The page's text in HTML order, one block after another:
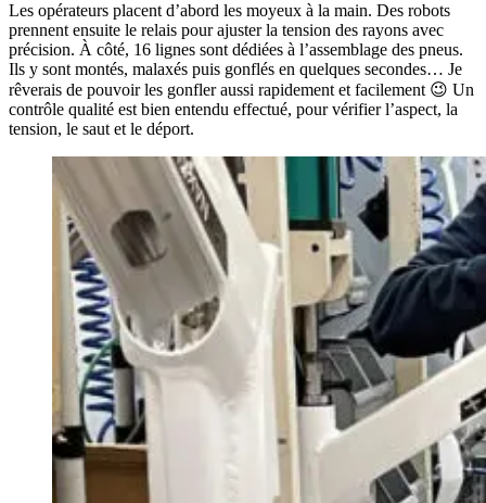
Les opérateurs placent d’abord les moyeux à la main. Des robots
prennent ensuite le relais pour ajuster la tension des rayons avec
précision. À côté, 16 lignes sont dédiées à l’assemblage des pneus.
Ils y sont montés, malaxés puis gonflés en quelques secondes… Je
rêverais de pouvoir les gonfler aussi rapidement et facilement 😉 Un
contrôle qualité est bien entendu effectué, pour vérifier l’aspect, la
tension, le saut et le déport.